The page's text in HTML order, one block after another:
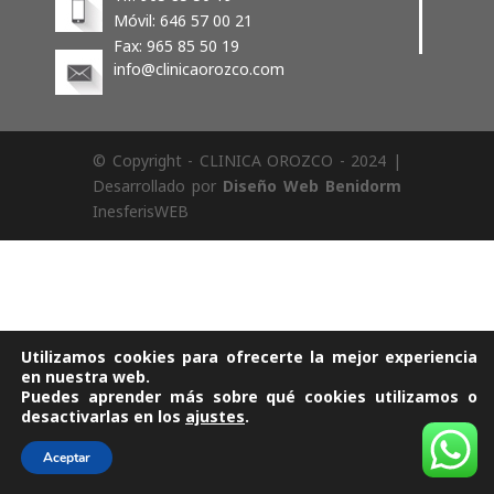
Móvil: 646 57 00 21
Fax: 965 85 50 19
info@clinicaorozco.com
© Copyright - CLINICA OROZCO - 2024 |
Desarrollado por Diseño Web Benidorm
InesferisWEB
Utilizamos cookies para ofrecerte la mejor experiencia
en nuestra web.
Puedes aprender más sobre qué cookies utilizamos o
desactivarlas en los ajustes.
Aceptar